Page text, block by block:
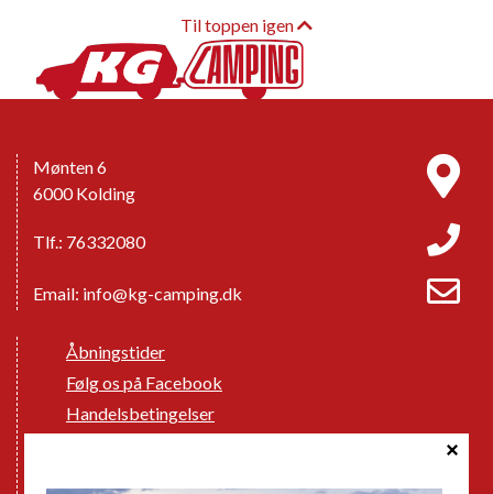
Til toppen igen
Mønten 6
6000 Kolding
Tlf.: 76332080
Email: info@kg-camping.dk
Åbningstider
Følg os på Facebook
Handelsbetingelser